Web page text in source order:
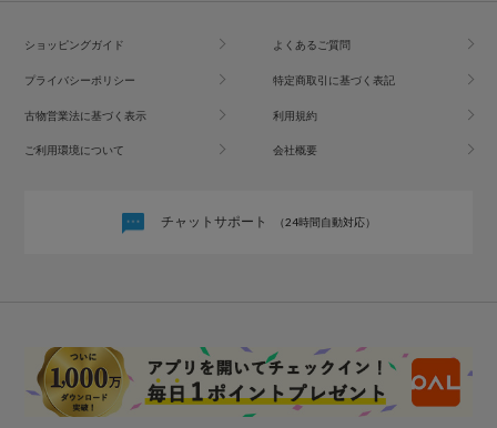
ショッピングガイド よくあるご質問
プライバシーポリシー 特定商取引に基づく表記
古物営業法に基づく表示 利用規約
ご利用環境について 会社概要
チャットサポート （24時間自動対応）